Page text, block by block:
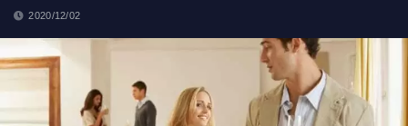
2020/12/02